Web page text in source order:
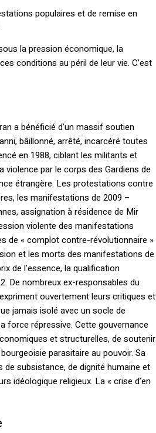
populaires et de remise en
la pression économique, la
conditions au péril de leur vie. C’est
a bénéficié d’un massif soutien
bâillonné, arrêté, incarcéré toutes
en 1988, ciblant les militants et
par le corps des Gardiens de
étrangère. Les protestations contre
les manifestations de 2009 –
assignation à résidence de Mir
violente des manifestations
de « complot contre-révolutionnaire »
et les morts des manifestations de
de l’essence, la qualification
De nombreux ex-responsables du
ouvertement leurs critiques et
jamais isolé avec un socle de
force répressive. Cette gouvernance
et structurelles, de soutenir
parasitaire au pouvoir. Sa
subsistance, de dignité humaine et
idéologique religieux. La « crise d’en